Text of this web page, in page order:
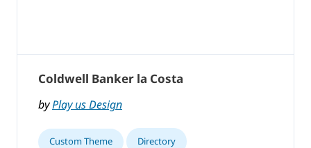
Coldwell Banker la Costa
byPlay us Design
Custom Theme Directory